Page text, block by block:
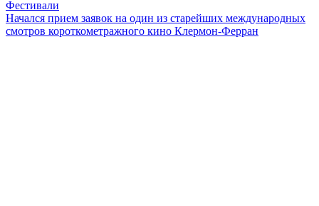
Фестивали
Начался прием заявок на один из старейших международных
смотров короткометражного кино Клермон-Ферран